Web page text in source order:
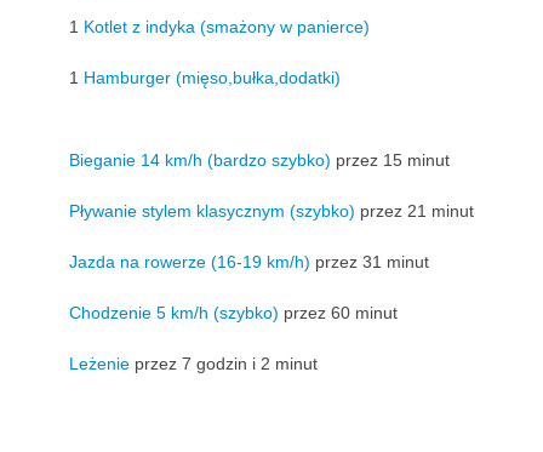
1 Kotlet z indyka (smażony w panierce)
1 Hamburger (mięso,bułka,dodatki)
Bieganie 14 km/h (bardzo szybko) przez 15 minut
Pływanie stylem klasycznym (szybko) przez 21 minut
Jazda na rowerze (16-19 km/h) przez 31 minut
Chodzenie 5 km/h (szybko) przez 60 minut
Leżenie przez 7 godzin i 2 minut